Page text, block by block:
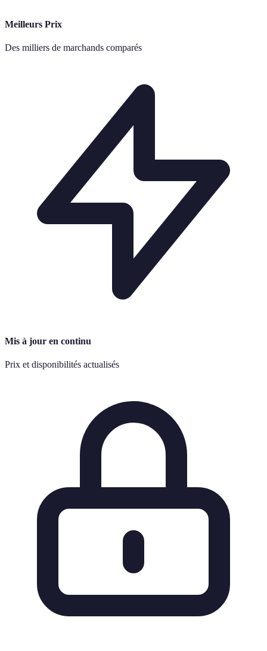
Meilleurs Prix
Des milliers de marchands comparés
Mis à jour en continu
Prix et disponibilités actualisés